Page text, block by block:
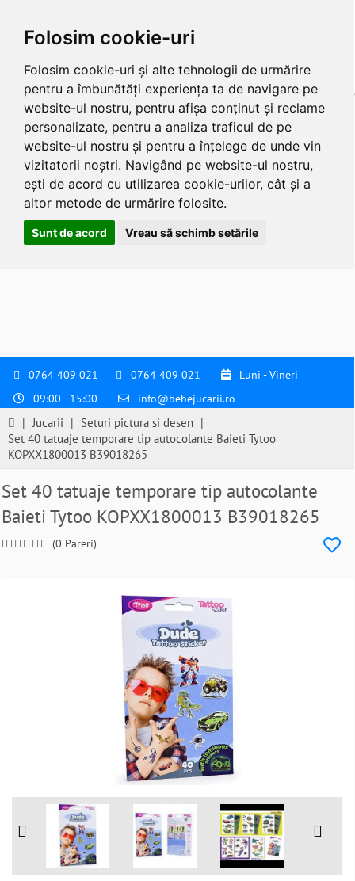
Folosim cookie-uri
Folosim cookie-uri și alte tehnologii de urmărire
pentru a îmbunătăți experiența ta de navigare pe
website-ul nostru, pentru afișa conținut și reclame
personalizate, pentru a analiza traficul de pe
website-ul nostru și pentru a înțelege de unde vin
vizitatorii noștri. Navigând pe website-ul nostru,
ești de acord cu utilizarea cookie-urilor, cât și a
altor metode de urmărire folosite.
Sunt de acord Vreau să schimb setările
0764 409 021 0764 409 021
Luni - Vineri
09:00 - 15:00
info@bebejucarii.ro
| Jucarii | Seturi pictura si desen |
Set 40 tatuaje temporare tip autocolante Baieti Tytoo
KOPXX1800013 B39018265
Set 40 tatuaje temporare tip autocolante
Baieti Tytoo KOPXX1800013 B39018265
(0 Pareri)